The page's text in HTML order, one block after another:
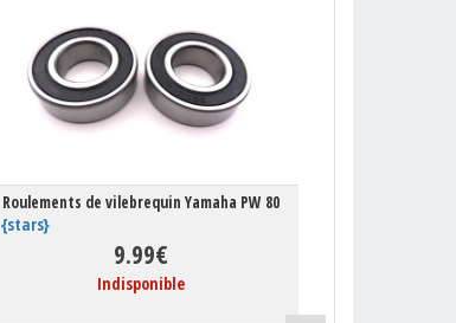
Roulements de vilebrequin Yamaha PW 80
{stars}
9.99€
Indisponible